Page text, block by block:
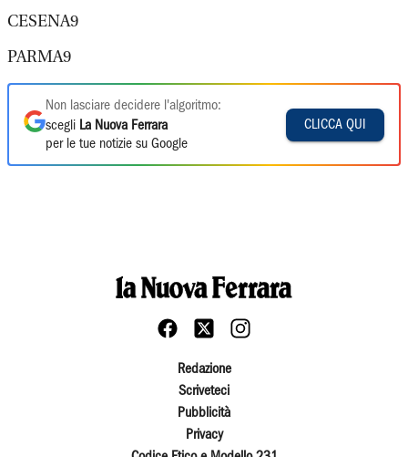
CESENA9
PARMA9
Non lasciare decidere l'algoritmo:
scegli La Nuova Ferrara
per le tue notizie su Google
CLICCA QUI
Redazione
Scriveteci
Pubblicità
Privacy